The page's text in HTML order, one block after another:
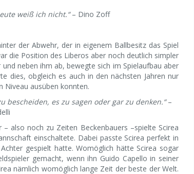
weiß ich nicht.“– Dino Zoff
der Abwehr, der in eigenem Ballbesitz das Spiel
die Position des Liberos aber noch deutlich simpler
neben ihm ab, bewegte sich im Spielaufbau aber
dies, obgleich es auch in den nächsten Jahren nur
Niveau ausüben konnten.
bescheiden, es zu sagen oder gar zu denken.“–
also noch zu Zeiten Beckenbauers –spielte Scirea
einschaltete. Dabei passte Scirea perfekt in
gespielt hatte. Womöglich hätte Scirea sogar
gemacht, wenn ihn Guido Capello in seiner
nämlich womöglich lange Zeit der beste der Welt.